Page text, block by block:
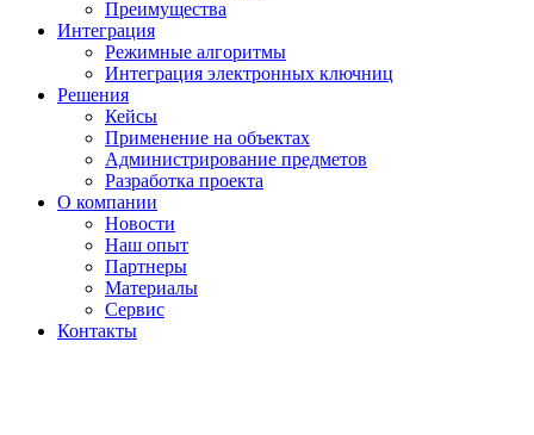
Преимущества
Интеграция
Режимные алгоритмы
Интеграция электронных ключниц
Решения
Кейсы
Применение на объектах
Администрирование предметов
Разработка проекта
О компании
Новости
Наш опыт
Партнеры
Материалы
Сервис
Контакты